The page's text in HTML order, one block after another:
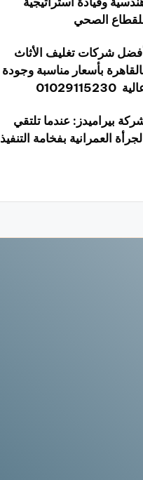
الصحي
شركات تغليف الأثاث
بأسعار مناسبة وجودة
01029115230
بيراميدز: عندما تلتقي
العمرانية بفخامة التنفيذ